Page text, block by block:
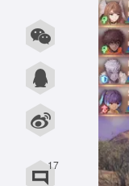
用微信扫描
用QQ扫描
17